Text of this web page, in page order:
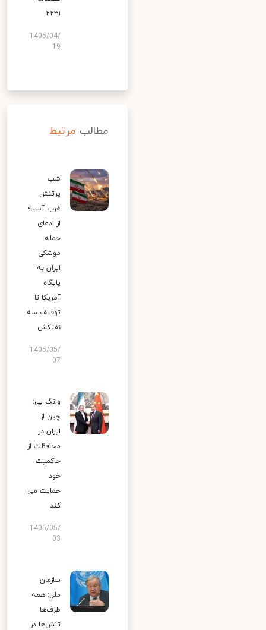
۲۲۳۱
1405/04/
19
مطالب مرتبط
شب
پرتنش
غرب آسیا؛
از ادعای
حمله
موشکی
ایران به
پایگاه
آمریکا تا
توقیف سه
نفتکش
1405/05/
07
وانگ یی:
چین از
ایران در
محافظت از
حاکمیت
خود
حمایت می
کند
1405/05/
03
سازمان
ملل: همه
طرف‌ها
تنش‌ها در